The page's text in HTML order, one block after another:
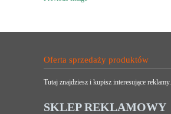
Oferta sprzedaży produktów
Tutaj znajdziesz i kupisz interesujące reklamy.
SKLEP REKLAMOWY